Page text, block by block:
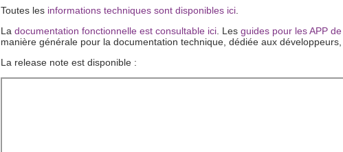
Toutes les informations techniques sont disponibles ici
La documentation fonctionnelle est consultable ici . Les guides pour les APP
manière générale pour la documentation technique, dédiée aux
La release note est disponible :